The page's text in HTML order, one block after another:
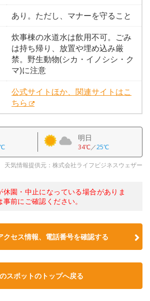
あり。ただし、マナーを守ること
炊事棟の水道水は飲用不可。ごみ
は持ち帰り、放置や埋め込み厳
禁。野生動物(シカ・イノシシ・ク
マ)に注意
公式サイトほか、関連サイトはこ
ちら
明日
34℃／25℃
天気情報提供元：株式会社ライフビジネスウェザー
園・中止になっている場合がありま
前にご確認ください。
クセス情報、電話番号を確認する
スポットのトップへ戻る